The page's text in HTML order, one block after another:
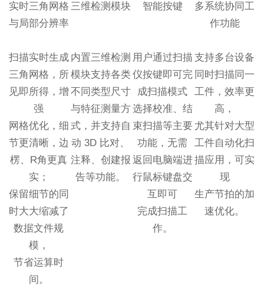
实时三角网格
与局部分辨率
三维检测模块 智能按键
多系统协同工
作功能
扫描实时生成
三角网格，所
见即所得，增
强
网格优化，细
节更清晰，边
楞、R角更真
实；
保留细节的同
时大大缩减了
数据文件规
模，
节省运算时
间。
内置三维检测
模块支持各类
不同类型尺寸
与特征测量方
式，并支持自
动 3D 比对、
注释、创建报
告等功能。
用户通过扫描
仪按键即可完
成扫描模式
选择校准、结
束扫描等主要
功能，无需
返回电脑端进
行鼠标键盘交
互即可
完成扫描工
作。
支持多台设备
同时扫描同一
工件，效率更
高，
尤其针对大型
工件自动化扫
描应用，可实
现
生产节拍的加
速优化。